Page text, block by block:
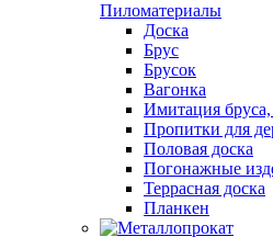
Пиломатериалы
Доска
Брус
Брусок
Вагонка
Имитация бруса,
Пропитки для
Половая доска
Погонажные
Террасная доска
Планкен